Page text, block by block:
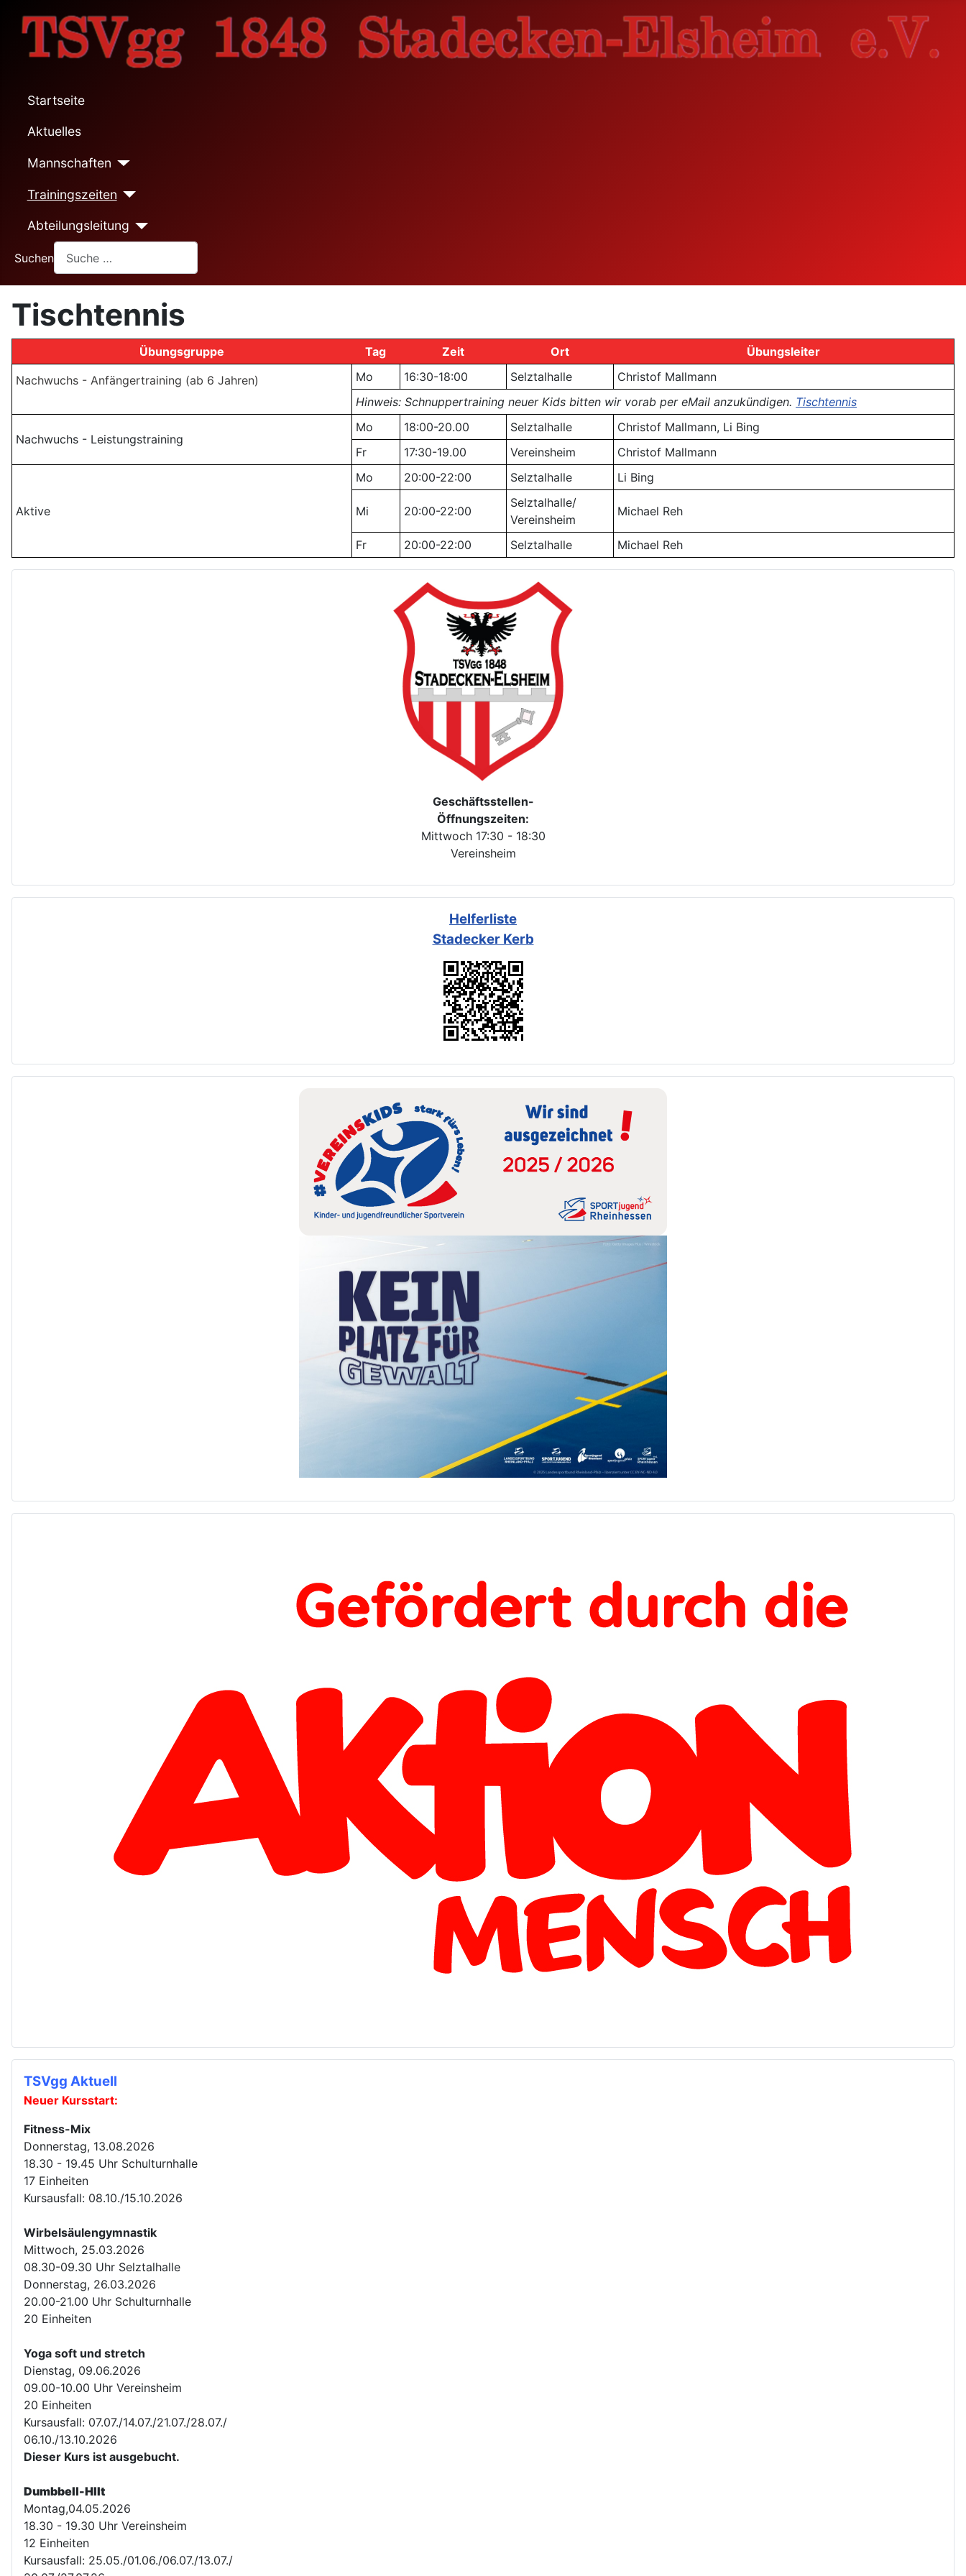
Startseite
Aktuelles
Mannschaften
Trainingszeiten
Abteilungsleitung
Suchen
Geschäftsstellen-
Öffnungszeiten:
Mittwoch 17:30 - 18:30
Vereinsheim
Helferliste
Stadecker Kerb
TSVgg Aktuell
Neuer Kursstart:
Fitness-Mix
Donnerstag, 13.08.2026
18.30 - 19.45 Uhr Schulturnhalle
17 Einheiten
Kursausfall: 08.10./15.10.2026
Wirbelsäulengymnastik
Mittwoch, 25.03.2026
08.30-09.30 Uhr Selztalhalle
Donnerstag, 26.03.2026
20.00-21.00 Uhr Schulturnhalle
20 Einheiten
Yoga soft und stretch
Dienstag, 09.06.2026
09.00-10.00 Uhr Vereinsheim
20 Einheiten
Kursausfall: 07.07./14.07./21.07./28.07./
06.10./13.10.2026
Dieser Kurs ist ausgebucht.
Dumbbell-HIIt
Montag,04.05.2026
18.30 - 19.30 Uhr Vereinsheim
12 Einheiten
Kursausfall: 25.05./01.06./06.07./13.07./
Tischtennis
Übungsgruppe Tag Zeit Ort
Übungsleiter
Nachwuchs - Anfängertraining (ab 6 Jahren)
Mo 16:30-18:00 Selztalhalle
Christof Mallmann
Hinweis: Schnuppertraining neuer Kids bitten wir vorab per eMail anzukündigen. Tischtennis
Nachwuchs - Leistungstraining
Mo 18:00-20.00 Selztalhalle
Christof Mallmann, Li Bing
Fr
17:30-19.00 Vereinsheim Christof Mallmann
Aktive
Mo 20:00-22:00 Selztalhalle Li Bing
Mi 20:00-22:00
Selztalhalle/
Vereinsheim
Michael Reh
Fr 20:00-22:00 Selztalhalle Michael Reh